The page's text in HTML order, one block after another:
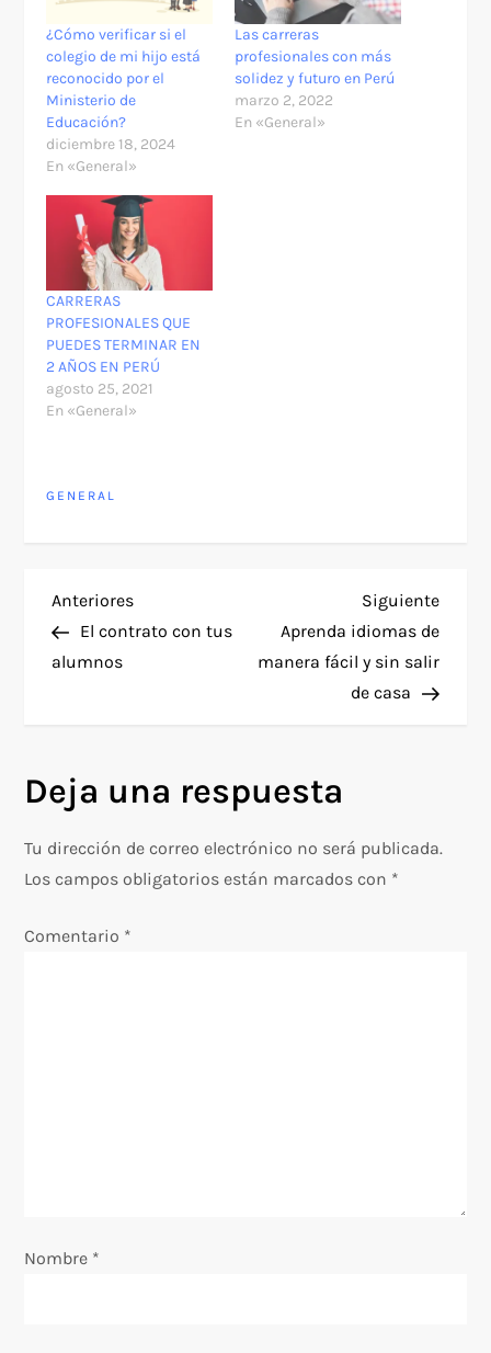
¿Cómo verificar si el
colegio de mi hijo está
reconocido por el
Ministerio de
Educación?
diciembre 18, 2024
En «General»
Las carreras
profesionales con más
solidez y futuro en Perú
marzo 2, 2022
En «General»
CARRERAS
PROFESIONALES QUE
PUEDES TERMINAR EN
2 AÑOS EN PERÚ
agosto 25, 2021
En «General»
GENERAL
N
a
g
a
n
Entrada
anterior
Anteriores
El contrato con tus
alumnos
Siguiente
Aprenda idiomas de
manera fácil y sin salir
de casa
Deja una respuesta
Tu dirección de correo electrónico no será publicada.
Los campos obligatorios están marcados con *
Comentario *
Nombre *